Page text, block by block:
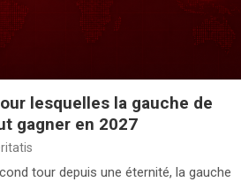
lesquelles la gauche de
gagner en 2027
tour depuis une éternité, la gauche